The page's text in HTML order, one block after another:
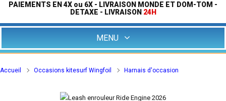
PAIEMENTS EN 4X ou 6X - LIVRAISON MONDE ET DOM-TOM -
DETAXE - LIVRAISON 24H
MENU
Accueil Occasions kitesurf Wingfoil Harnais d'occasion